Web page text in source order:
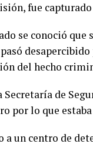
fue
se conoció que
del hecho
Secretaría de
por lo que
un centro de